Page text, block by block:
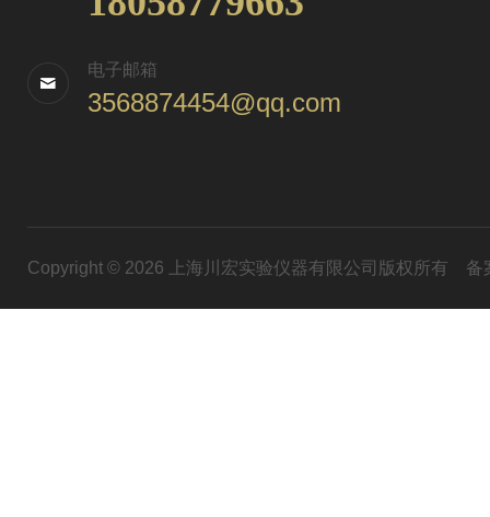
电子邮箱
3568874454@qq.com
Copyright © 2026 上海川宏实验仪器有限公司版权所有 备